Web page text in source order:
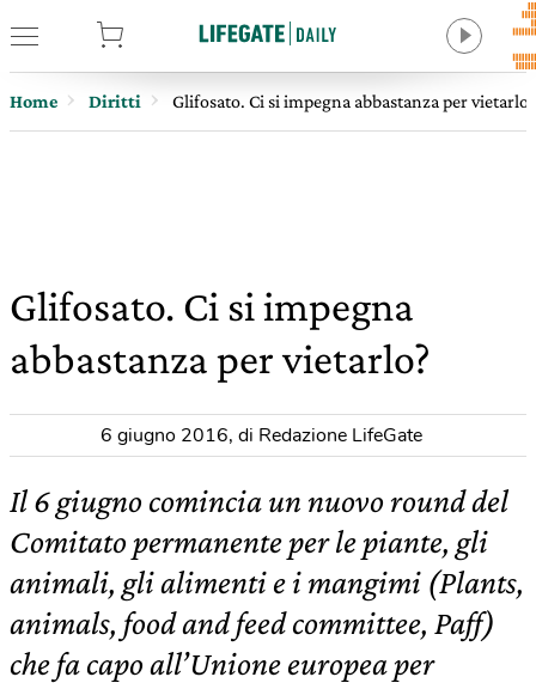
Home Diritti Glifosato. Ci si impegna abbastanza per vietarlo?
Glifosato. Ci si impegna
abbastanza per vietarlo?
6 giugno 2016, di Redazione LifeGate
Il 6 giugno comincia un nuovo round del
Comitato permanente per le piante, gli
animali, gli alimenti e i mangimi (Plants,
animals, food and feed committee, Paff)
che fa capo all’Unione europea per